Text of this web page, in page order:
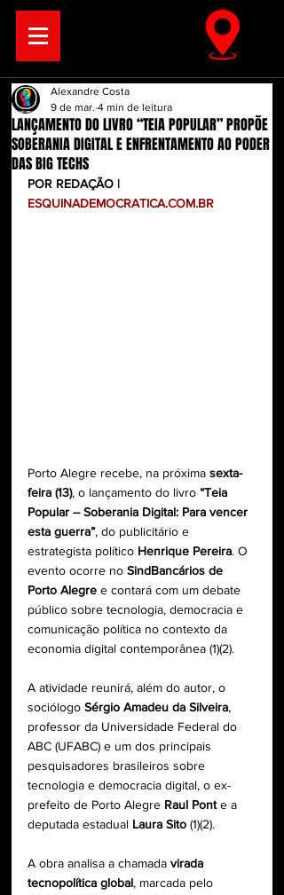
LANÇAMENTO DO LIVRO “TEIA POPULAR” PROPÕE
SOBERANIA DIGITAL E ENFRENTAMENTO AO PODER
DAS BIG TECHS
Alexandre Costa
9 de mar. 4 min de leitura
POR REDAÇÃO |
ESQUINADEMOCRATICA.COM.BR
Porto Alegre recebe, na próxima sexta-
feira (13), o lançamento do livro “Teia
Popular – Soberania Digital: Para vencer
esta guerra”, do publicitário e
estrategista político Henrique Pereira. O
evento ocorre no SindBancários de
Porto Alegre e contará com um debate
público sobre tecnologia, democracia e
comunicação política no contexto da
economia digital contemporânea (1)(2).
A atividade reunirá, além do autor, o
sociólogo Sérgio Amadeu da Silveira,
professor da Universidade Federal do
ABC (UFABC) e um dos principais
pesquisadores brasileiros sobre
tecnologia e democracia digital, o ex-
prefeito de Porto Alegre Raul Pont e a
deputada estadual Laura Sito (1)(2).
A obra analisa a chamada virada
tecnopolítica global, marcada pelo